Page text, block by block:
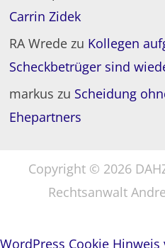
Carrin Zidek
RA Wrede zu Kollegen
Scheckbetrüger sind
markus zu Scheidung
Ehepartners
Copyright © 2026
Rechtsanwalt
WordPress Cookie